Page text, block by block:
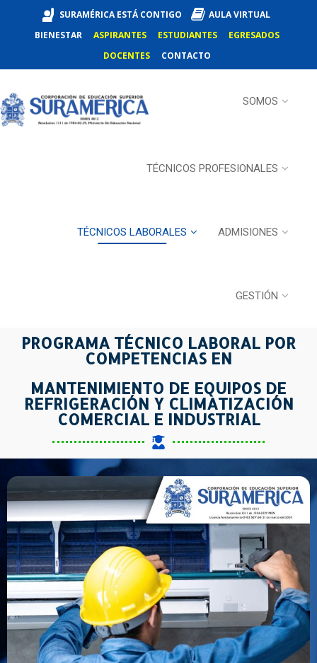
SURAMÉRICA ESTÁ CONTIGO
AULA VIRTUAL
BIENESTAR
ASPIRANTES ESTUDIANTES
EGRESADOS
DOCENTES
CONTACTO
SOMOS
TÉCNICOS PROFESIONALES
TÉCNICOS LABORALES ADMISIONES
GESTIÓN
PROGRAMA TÉCNICO LABORAL POR
COMPETENCIAS EN
MANTENIMIENTO DE EQUIPOS DE
REFRIGERACIÓN Y CLIMATIZACIÓN
COMERCIAL E INDUSTRIAL